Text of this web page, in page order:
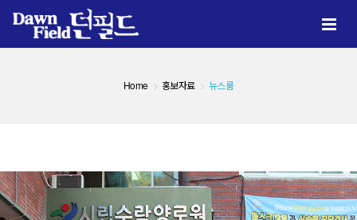
Home 홍보자료 뉴스룸